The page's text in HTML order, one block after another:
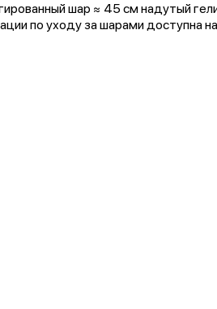
шар ≈ 45 см надутый
по уходу за шарами доступна